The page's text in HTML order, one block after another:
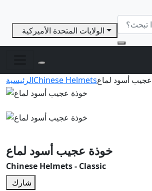
الرئيسيةChinese Helmetsأسود لماع
خوذة عجيب أسود لماع
Chinese Helmets - Classic
شارك